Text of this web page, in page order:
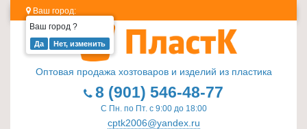
Ваш город:
Ваш город ?
Оптовая продажа хозтоваров и изделий из пластика
8 (901) 546-48-77
С Пн. по Пт. с 9:00 до 18:00
cptk2006@yandex.ru
Изделия